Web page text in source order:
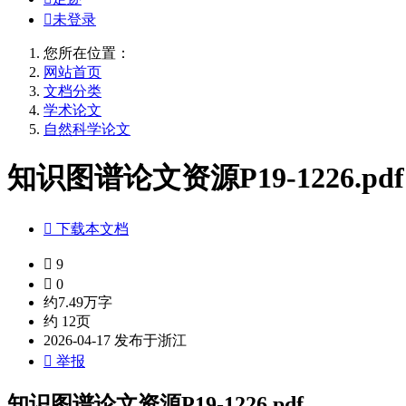
未登录
您所在位置：
网站首页
文档分类
学术论文
自然科学论文
知识图谱论文资源P19-1226.pdf
 下载本文档
 9
 0
约7.49万字
约 12页
2026-04-17 发布于浙江
 举报